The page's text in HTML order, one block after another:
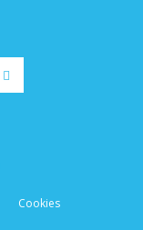
Cookies